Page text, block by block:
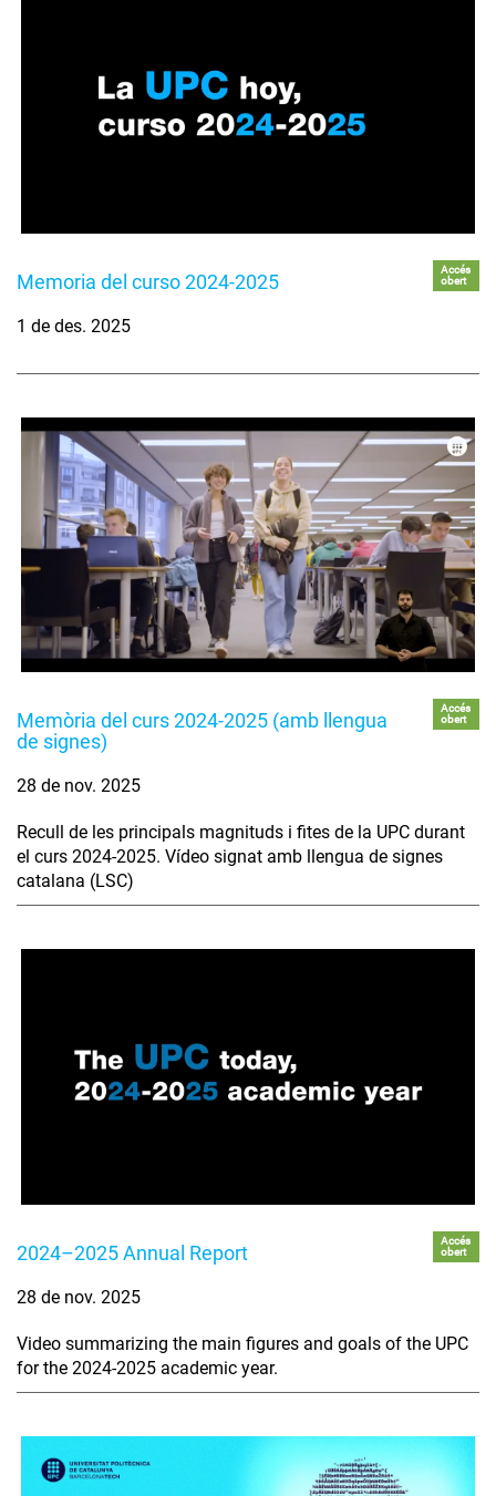
Memoria del curso 2024-2025
Accés
obert
1 de des. 2025
Memòria del curs 2024-2025 (amb llengua
de signes)
Accés
obert
28 de nov. 2025
Recull de les principals magnituds i fites de la UPC durant
el curs 2024-2025. Vídeo signat amb llengua de signes
catalana (LSC)
2024–2025 Annual Report
Accés
obert
28 de nov. 2025
Video summarizing the main figures and goals of the UPC
for the 2024-2025 academic year.